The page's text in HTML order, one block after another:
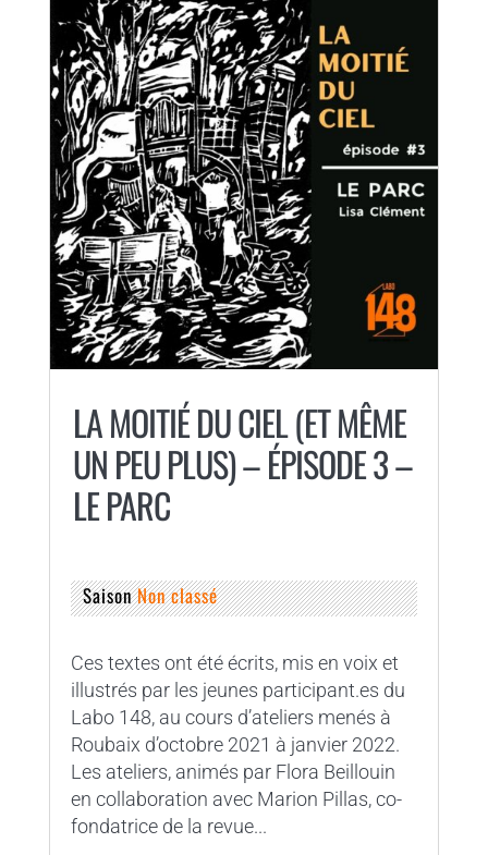
LA MOITIÉ DU CIEL (ET MÊME
UN PEU PLUS) – ÉPISODE 3 –
LE PARC
SaisonNon classé
Ces textes ont été écrits, mis en voix et
illustrés par les jeunes participant.es du
Labo 148, au cours d’ateliers menés à
Roubaix d’octobre 2021 à janvier 2022.
Les ateliers, animés par Flora Beillouin
en collaboration avec Marion Pillas, co-
fondatrice de la revue...